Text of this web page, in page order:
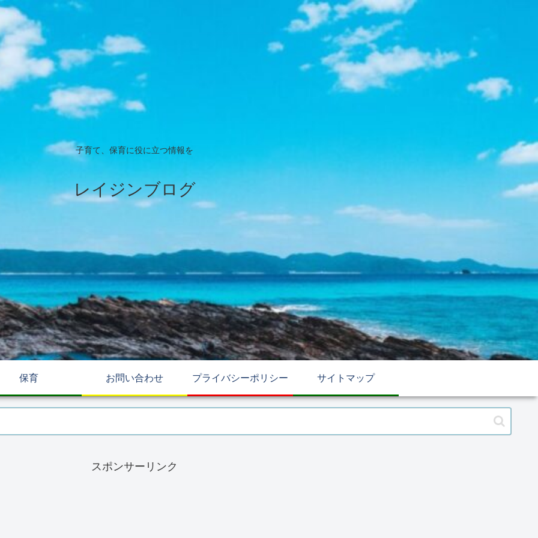
子育て、保育に役に立つ情報を
レイジンブログ
保育 お問い合わせ プライバシーポリシー サイトマップ
スポンサーリンク